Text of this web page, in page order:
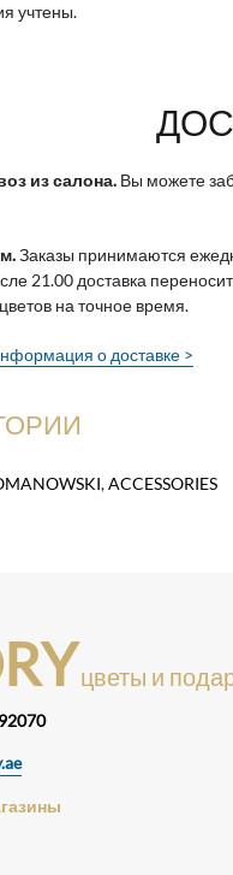
учтены.
из салона. Вы можете
Заказы принимаются
21.00 доставка
на точное время.
о доставке >
,ACCESSORIES
цветы и